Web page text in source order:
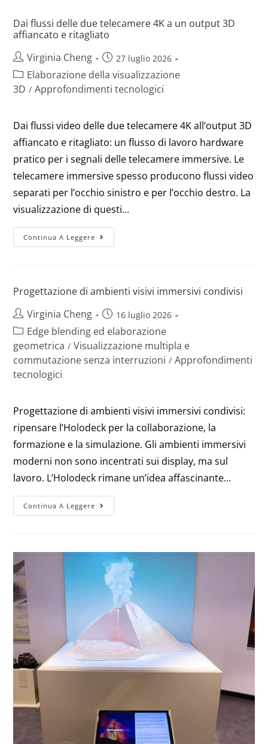
Dai flussi delle due telecamere 4K a un output 3D
affiancato e ritagliato
Virginia Cheng
27 luglio 2026
Elaborazione della visualizzazione
3D / Approfondimenti tecnologici
Dai flussi video delle due telecamere 4K all’output 3D
affiancato e ritagliato: un flusso di lavoro hardware
pratico per i segnali delle telecamere immersive. Le
telecamere immersive spesso producono flussi video
separati per l’occhio sinistro e per l’occhio destro. La
visualizzazione di questi...
Continua A Leggere
Progettazione di ambienti visivi immersivi condivisi
Virginia Cheng
16 luglio 2026
Edge blending ed elaborazione
geometrica / Visualizzazione multipla e
commutazione senza interruzioni / Approfondimenti
tecnologici
Progettazione di ambienti visivi immersivi condivisi:
ripensare l’Holodeck per la collaborazione, la
formazione e la simulazione. Gli ambienti immersivi
moderni non sono incentrati sui display, ma sul
lavoro. L’Holodeck rimane un’idea affascinante...
Continua A Leggere